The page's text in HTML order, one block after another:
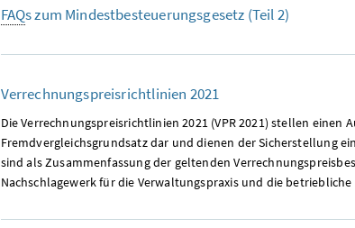
FAQs zum Mindestbesteuerungsgesetz (Teil 2)
Verrechnungspreisrichtlinien 2021
Die Verrechnungspreisrichtlinien 2021 (VPR 2021) stellen einen
Fremdvergleichsgrundsatz dar und dienen der Sicherstellung
sind als Zusammenfassung der geltenden
Nachschlagewerk für die Verwaltungspraxis und die betriebliche